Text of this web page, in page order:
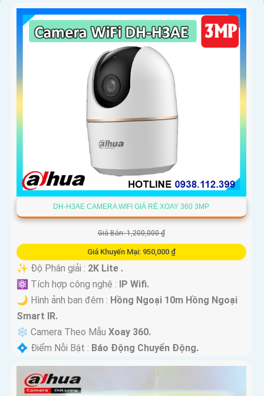
DH-H3AE CAMERA WIFI GIÁ RẺ XOAY 360 3MP
Giá Bán: 1,200,000 ₫
Giá Khuyến Mại: 950,000 ₫
✨ Độ Phân giải : 2K Lite .
⚛️ Tích hợp công nghệ : IP Wifi.
🌙 Hình ảnh ban đêm : Hồng Ngoại 10m Hồng Ngoại
Smart IR.
❄ Camera Theo Mẫu Xoay 360.
️💠 Điểm Nỗi Bật : Báo Động Chuyển Động.